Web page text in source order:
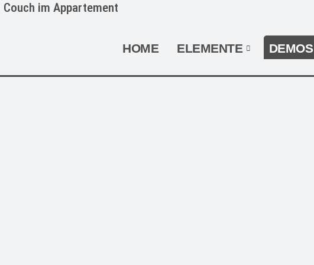
NAVIGATION ÜBERSPRINGEN
HOME ELEMENTE DEMOS